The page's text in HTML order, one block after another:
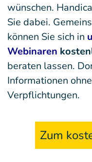
wünschen.
Sie dabei.
können Sie sich in
Webinaren
beraten lassen.
Informationen
Verpflichtungen.
Zum